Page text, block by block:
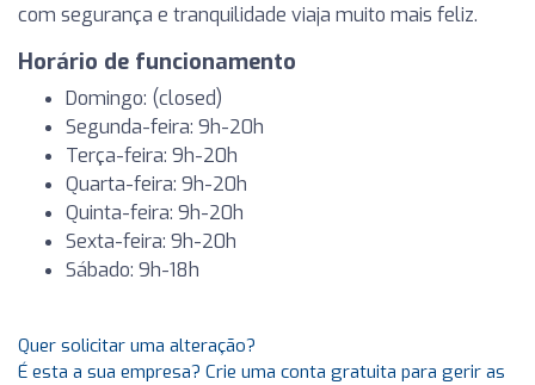
com segurança e tranquilidade viaja muito mais feliz.
Horário de funcionamento
Domingo: (closed)
Segunda-feira: 9h-20h
Terça-feira: 9h-20h
Quarta-feira: 9h-20h
Quinta-feira: 9h-20h
Sexta-feira: 9h-20h
Sábado: 9h-18h
Quer solicitar uma alteração?
É esta a sua empresa? Crie uma conta gratuita para gerir as